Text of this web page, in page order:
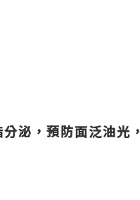
泌，預防面泛油光，